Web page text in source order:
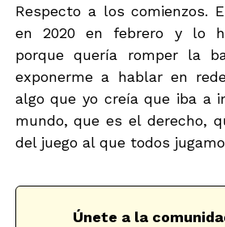
Respecto a los comienzos.
en 2020 en febrero y lo
porque quería romper la
exponerme a hablar en
algo que yo creía que iba a
mundo, que es el derecho,
del juego al que todos
Únete a la